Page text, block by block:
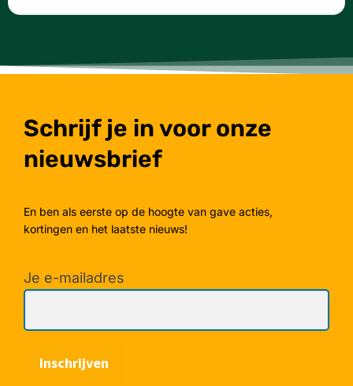
Schrijf je in voor onze
nieuwsbrief
En ben als eerste op de hoogte van gave acties,
kortingen en het laatste nieuws!
Je e-mailadres